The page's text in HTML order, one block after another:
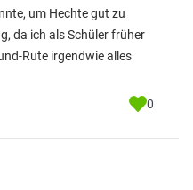
um Hechte gut zu
da ich als Schüler früher
Rute irgendwie alles
0